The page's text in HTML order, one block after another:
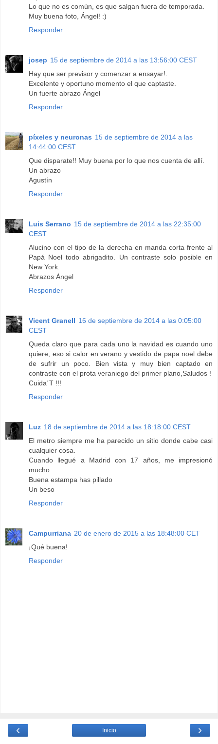
Lo que no es común, es que salgan fuera de temporada.
Muy buena foto, Ángel! :)
Responder
josep 15 de septiembre de 2014 a las 13:56:00 CEST
Hay que ser previsor y comenzar a ensayar!.
Excelente y oportuno momento el que captaste.
Un fuerte abrazo Ángel
Responder
píxeles y neuronas 15 de septiembre de 2014 a las
14:44:00 CEST
Que disparate!! Muy buena por lo que nos cuenta de allí.
Un abrazo
Agustín
Responder
Luis Serrano 15 de septiembre de 2014 a las 22:35:00
CEST
Alucino con el tipo de la derecha en manda corta frente al
Papá Noel todo abrigadito. Un contraste solo posible en
New York.
Abrazos Ángel
Responder
Vicent Granell 16 de septiembre de 2014 a las 0:05:00
CEST
Queda claro que para cada uno la navidad es cuando uno
quiere, eso si calor en verano y vestido de papa noel debe
de sufrir un poco. Bien vista y muy bien captado en
contraste con el prota veraniego del primer plano,Saludos !
Cuida´T !!!
Responder
Luz 18 de septiembre de 2014 a las 18:18:00 CEST
El metro siempre me ha parecido un sitio donde cabe casi
cualquier cosa.
Cuando llegué a Madrid con 17 años, me impresionó
mucho.
Buena estampa has pillado
Un beso
Responder
Campurriana 20 de enero de 2015 a las 18:48:00 CET
¡Qué buena!
Responder
‹ ›
Inicio